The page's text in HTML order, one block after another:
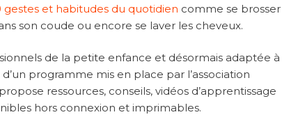
gestes et habitudes du quotidien comme se brosser
son coude ou encore se laver les cheveux.
de la petite enfance et désormais adaptée à
programme mis en place par l’association
ressources, conseils, vidéos d’apprentissage
hors connexion et imprimables.